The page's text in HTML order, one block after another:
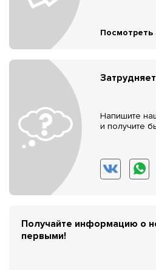
Посмотреть
Напишите
и получите
Получайте информацию о
первыми!